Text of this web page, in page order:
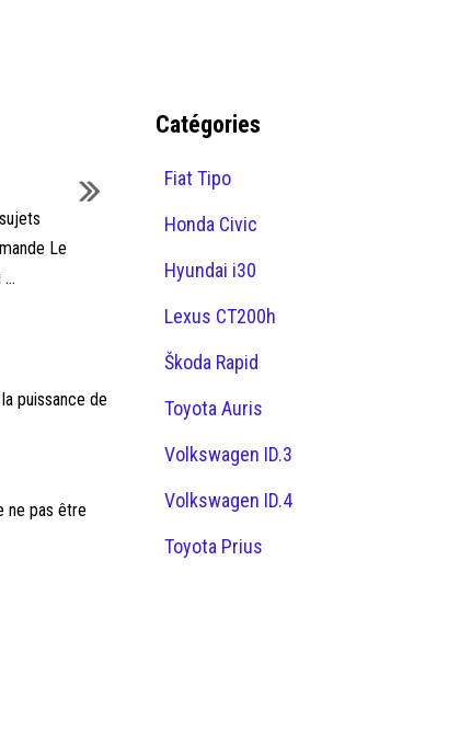
Le
puissance de
ne pas être
Catégories
Fiat Tipo
Honda Civic
Hyundai i30
Lexus CT200h
Škoda Rapid
Toyota Auris
Volkswagen ID.3
Volkswagen ID.4
Toyota Prius